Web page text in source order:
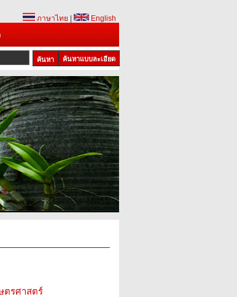
ภาษาไทย
English
ค้นหาแบบละเอียด
1 2 3 4
ตรศาสตร์